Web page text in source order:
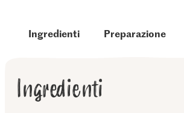
Ingredienti Preparazione
Ingredienti